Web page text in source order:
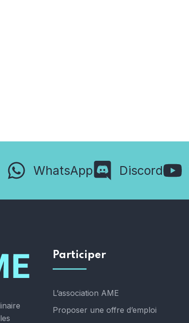
WhatsApp Discord
Participer
L’association AME
Proposer une offre d’emploi